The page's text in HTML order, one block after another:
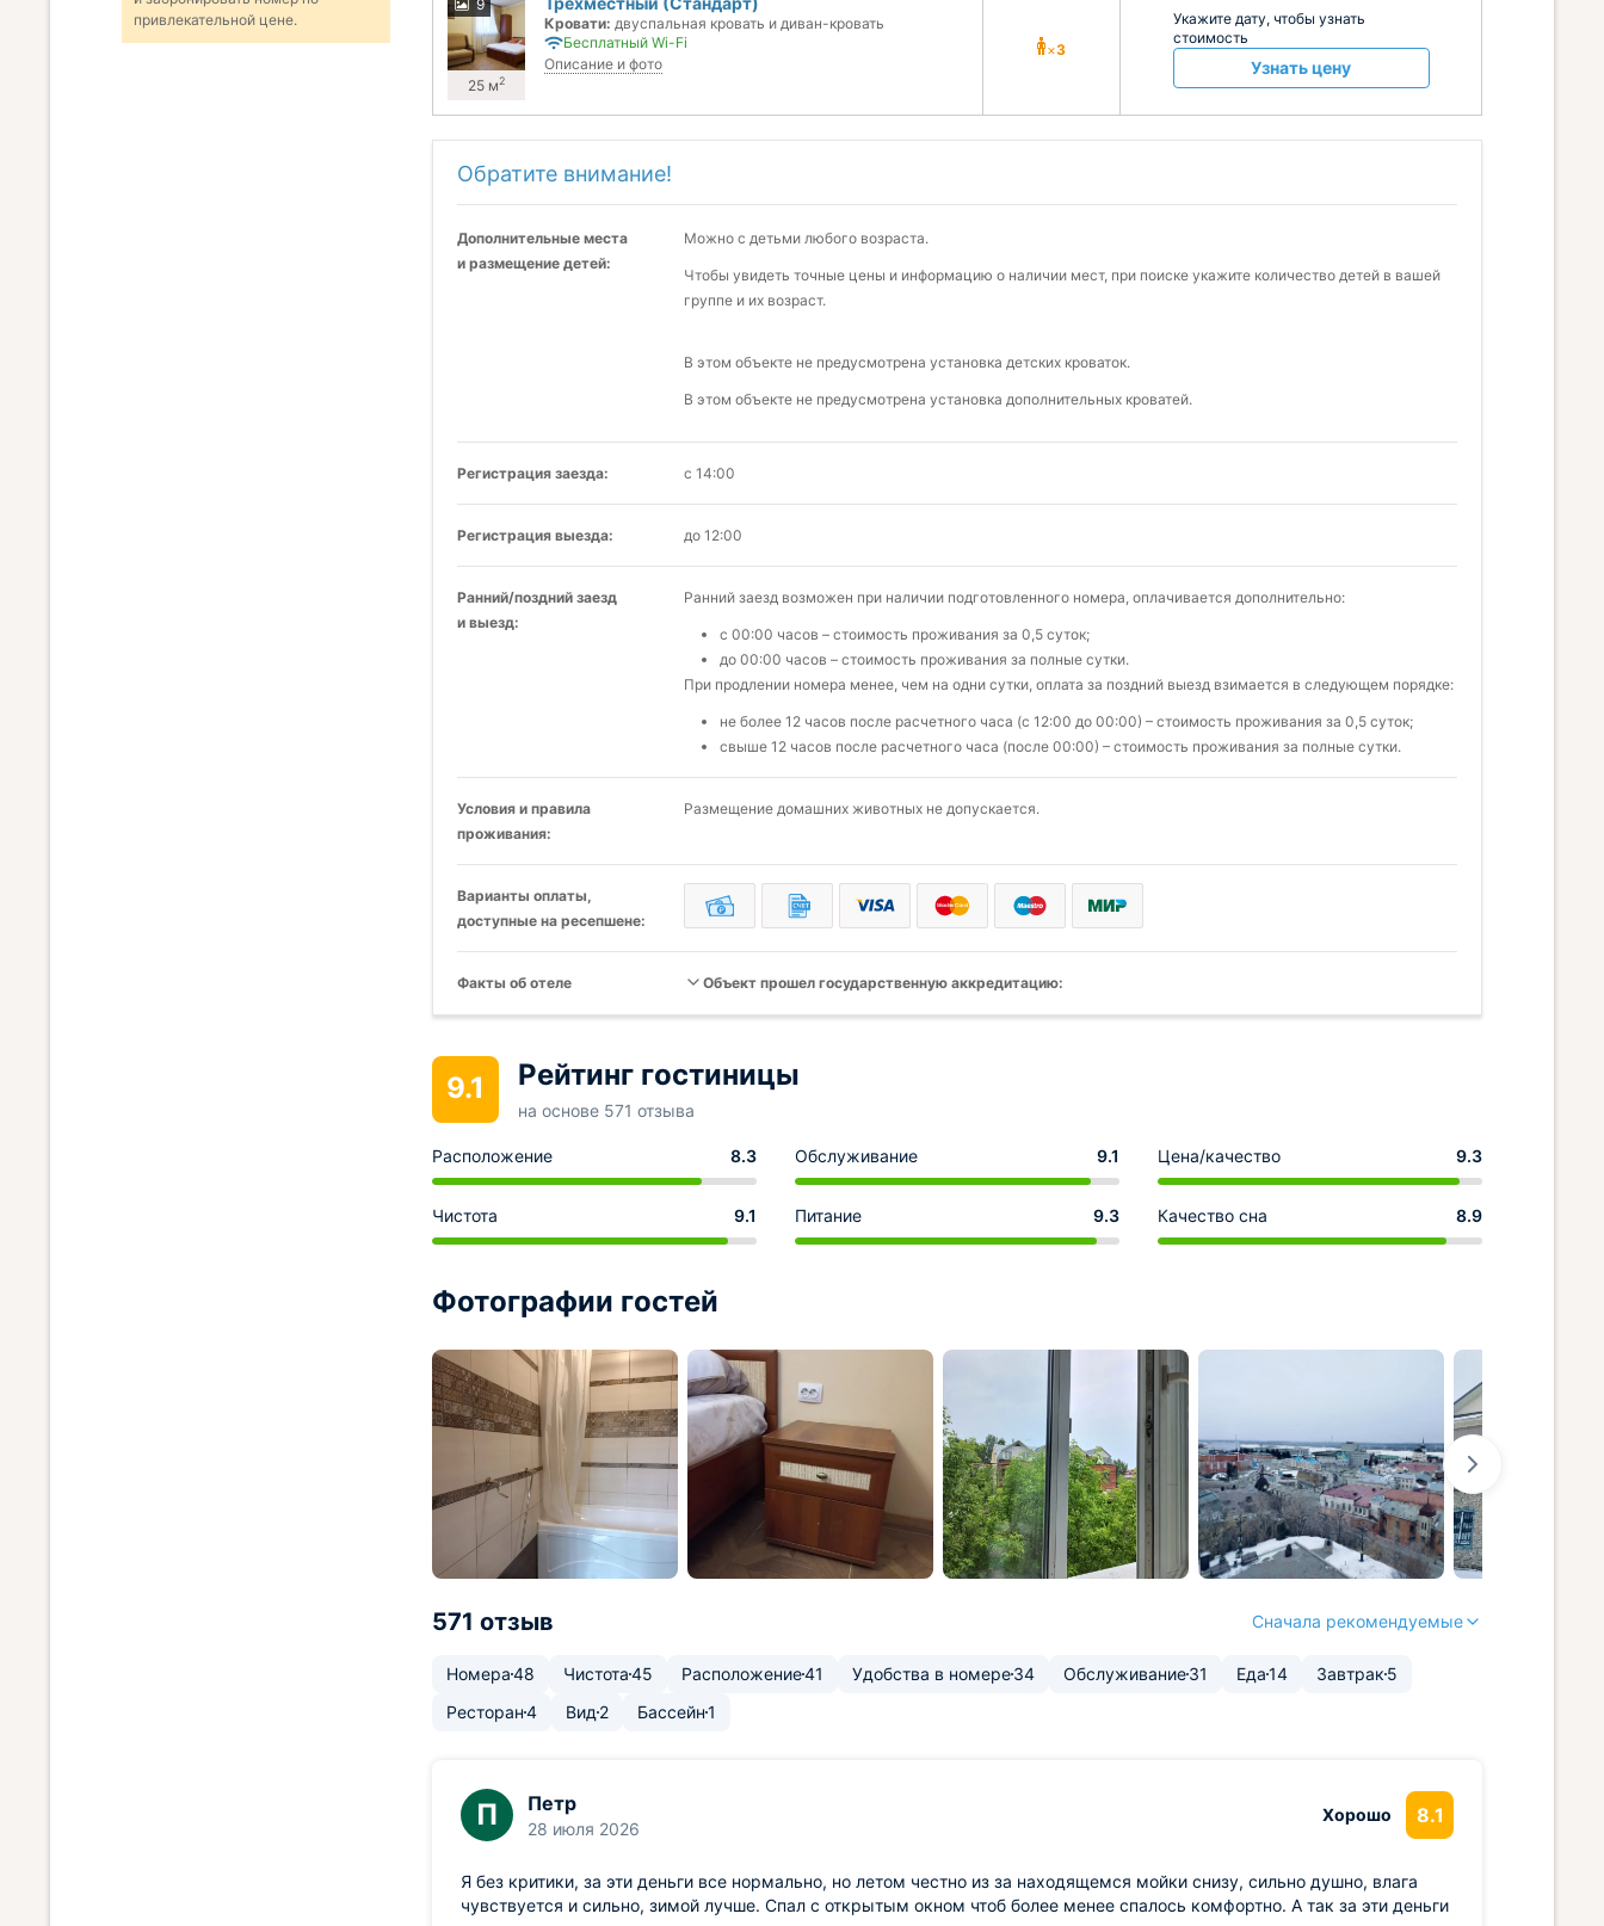
9
25 м2
Кровати: двуспальная кровать и диван-кровать
Бесплатный Wi-Fi
Описание и фото
×3
Укажите дату, чтобы узнать
стоимость
Узнать цену
Обратите внимание!
Дополнительные места
и размещение детей:
Можно с детьми любого возраста.
Чтобы увидеть точные цены и информацию о наличии мест, при поиске укажите количество детей в вашей
группе и их возраст.
В этом объекте не предусмотрена установка детских кроваток.
В этом объекте не предусмотрена установка дополнительных кроватей.
Регистрация заезда: с 14:00
Регистрация выезда: до 12:00
Ранний/поздний заезд
и выезд:
Ранний заезд возможен при наличии подготовленного номера, оплачивается дополнительно:
с 00:00 часов – стоимость проживания за 0,5 суток;
до 00:00 часов – стоимость проживания за полные сутки.
При продлении номера менее, чем на одни сутки, оплата за поздний выезд взимается в следующем порядке:
не более 12 часов после расчетного часа (с 12:00 до 00:00) – стоимость проживания за 0,5 суток;
свыше 12 часов после расчетного часа (после 00:00) – стоимость проживания за полные сутки.
Условия и правила
проживания:
Размещение домашних животных не допускается.
Варианты оплаты,
доступные на ресепшене:
Факты об отеле Объект прошел государственную аккредитацию:
9.1 Рейтинг гостиницы
на основе 571 отзыва
Расположение 8.3 Обслуживание 9.1 Цена/качество 9.3
Чистота 9.1 Питание 9.3 Качество сна 8.9
Фотографии гостей
571 отзыв Сначала рекомендуемые
Номера48 Чистота45 Расположение41 Удобства в номере34 Обслуживание31 Еда14 Завтрак 5
Ресторан4 Вид 2 Бассейн1
П Петр
28 июля 2026
Хорошо 8.1
Я без критики, за эти деньги все нормально, но летом честно из за находящемся мойки снизу, сильно душно, влага
чувствуется и сильно, зимой лучше. Спал с открытым окном чтоб более менее спалось комфортно. А так за эти деньги
привлекательной цене.